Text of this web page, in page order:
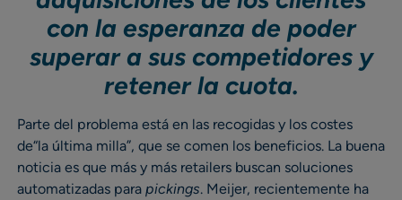
con la esperanza de poder
superar a sus competidores y
retener la cuota.
Parte del problema está en las recogidas y los costes
de“la última milla”, que se comen los beneficios. La buena
noticia es que más y más retailers buscan soluciones
automatizadas para pickings. Meijer, recientemente ha